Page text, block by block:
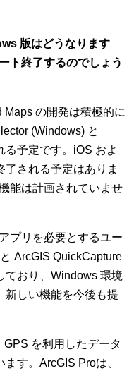
版はどうなります
ト終了するのでしょう
の開発は積極的に
(Windows) と
る予定です。iOS およ
される予定はありま
能は計画されていませ
プリを必要とするユー
ArcGIS QuickCapture
ており、Windows 環境
新しい機能を今後も提
を利用したデータ
す。ArcGIS Proは、